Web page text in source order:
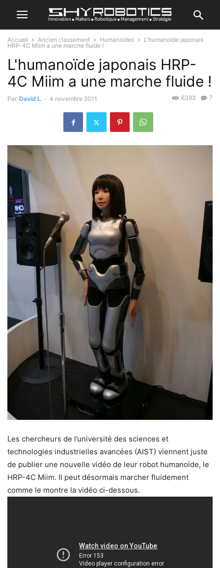
Accueil Ancien classement Humanoïdes
L'humanoïde japonais
HRP-4C Miim a une marche fluide !
L'humanoïde japonais HRP-
4C Miim a une marche fluide !
Par David L. - 4 novembre 2011 7
6393
Les chercheurs de l’université des sciences et
technologies industrielles avancées (AIST) viennent juste
de publier une nouvelle vidéo de leur robot humanoïde, le
HRP-4C Miim. Il peut désormais marcher fluidement
comme le montre la vidéo ci-dessous.